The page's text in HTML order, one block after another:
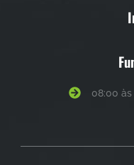
08:00